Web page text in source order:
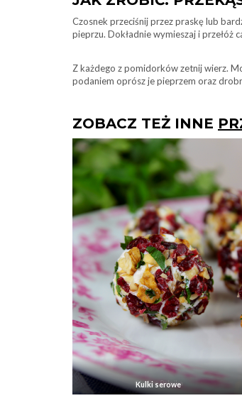
Czosnek przeciśnij przez praskę lub
pieprzu. Dokładnie wymieszaj i przełóż
Z każdego z pomidorków zetnij wierz.
podaniem oprósz je pieprzem oraz
ZOBACZ TEŻ INNE
Kulki serowe